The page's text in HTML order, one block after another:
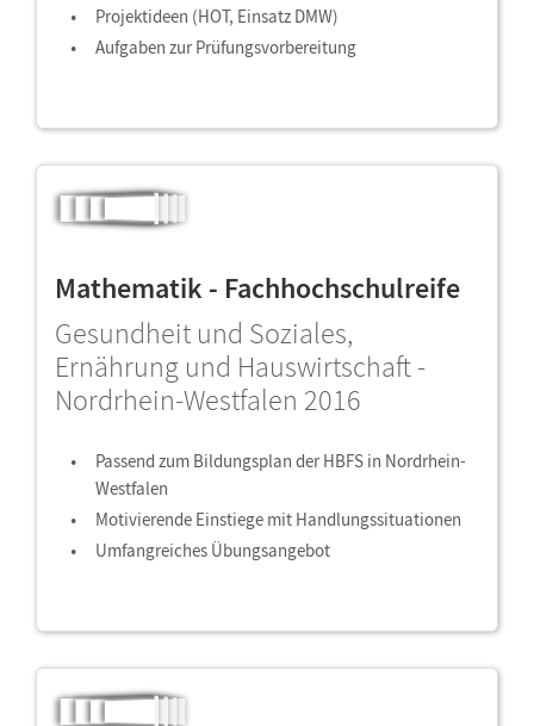
Projektideen (HOT, Einsatz DMW)
Aufgaben zur Prüfungsvorbereitung
Mathematik - Fachhochschulreife
Gesundheit und Soziales,
Ernährung und Hauswirtschaft -
Nordrhein-Westfalen 2016
Passend zum Bildungsplan der HBFS in Nordrhein-
Westfalen
Motivierende Einstiege mit Handlungssituationen
Umfangreiches Übungsangebot